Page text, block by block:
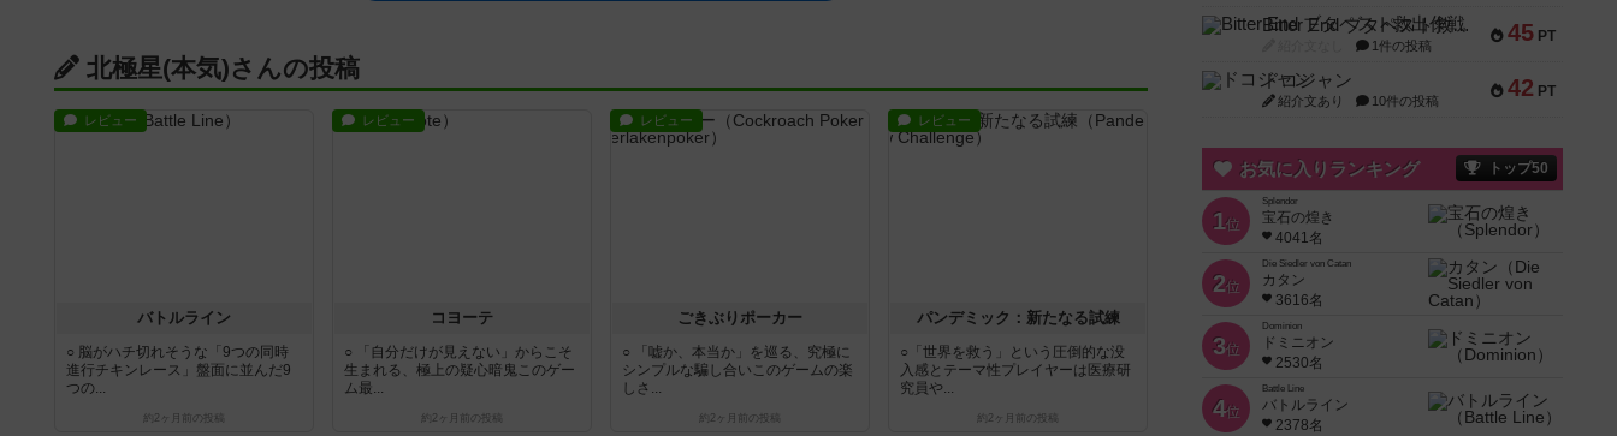
北極星(本気)さんの投稿
レビュー
バトルライン
○ 脳がハチ切れそうな「9つの同時
進行チキンレース」盤面に並んだ9
つの...
約2ヶ月前 の投稿
レビュー
コヨーテ
○ 「自分だけが見えない」からこそ
生まれる、極上の疑心暗鬼このゲー
ム最...
約2ヶ月前 の投稿
レビュー
ごきぶりポーカー
○ 「嘘か、本当か」を巡る、究極に
シンプルな騙し合いこのゲームの楽
しさ...
約2ヶ月前 の投稿
レビュー
パンデミック：新たなる試練
○「世界を救う」という圧倒的な没
入感とテーマ性プレイヤーは医療研
究員や...
約2ヶ月前 の投稿
45 PT
Bitter End ブタペスト救出作戦
1件の投稿
42 PT
ドコジャン
紹介文あり 10件の投稿
お気に入りランキング トップ50
1位
Splendor
宝石の煌き
4041名
2位
Die Siedler von Catan
カタン
3616名
3位
Dominion
ドミニオン
2530名
4位
Battle Line
バトルライン
2378名